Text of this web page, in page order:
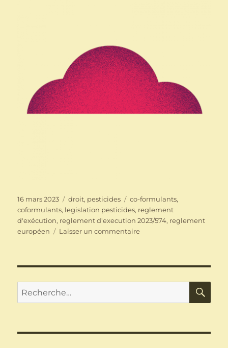
Publié
le
16 mars 2023 Catégories
droit, pesticides Étiquettes
co-formulants,
coformulants, legislation pesticides, reglement
d'exécution, reglement d'execution 2023/574, reglement
européen
Laisser un commentairesur
règlement
de
Recherche
pour :